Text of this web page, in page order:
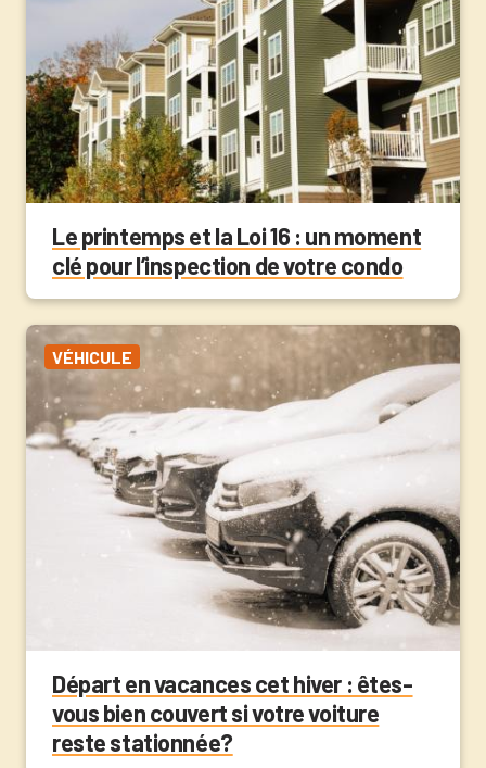
Le printemps et la Loi 16 : un moment
clé pour l’inspection de votre condo
VÉHICULE
Départ en vacances cet hiver : êtes-
vous bien couvert si votre voiture
reste stationnée?